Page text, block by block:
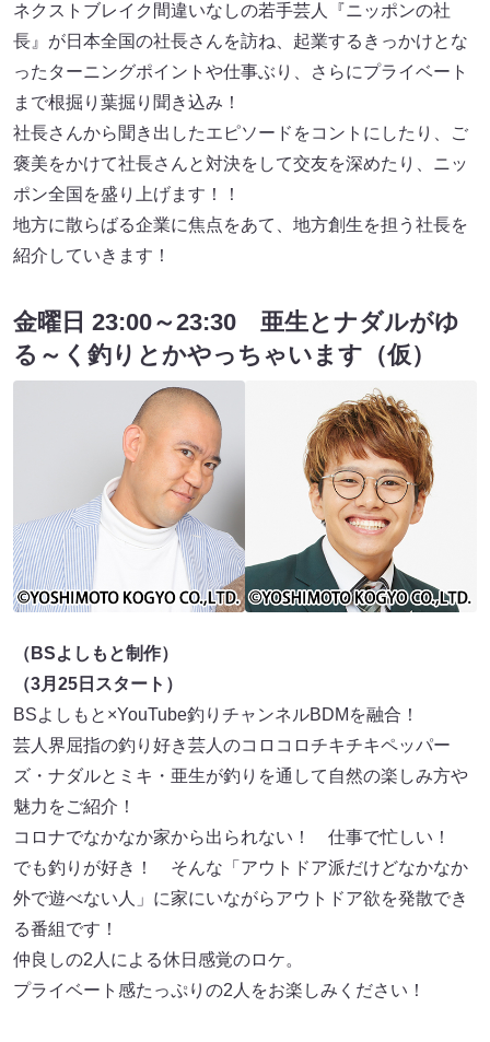
ネクストブレイク間違いなしの若手芸人『ニッポンの社
長』が日本全国の社長さんを訪ね、起業するきっかけとな
ったターニングポイントや仕事ぶり、さらにプライベート
まで根掘り葉掘り聞き込み！
社長さんから聞き出したエピソードをコントにしたり、ご
褒美をかけて社長さんと対決をして交友を深めたり、ニッ
ポン全国を盛り上げます！！
地方に散らばる企業に焦点をあて、地方創生を担う社長を
紹介していきます！
金曜日 23:00～23:30 亜生とナダルがゆ
る～く釣りとかやっちゃいます（仮）
（BSよしもと制作）
（3月25日スタート）
BSよしもと×YouTube釣りチャンネルBDMを融合！
芸人界屈指の釣り好き芸人のコロコロチキチキペッパー
ズ・ナダルとミキ・亜生が釣りを通して自然の楽しみ方や
魅力をご紹介！
コロナでなかなか家から出られない！ 仕事で忙しい！
でも釣りが好き！ そんな「アウトドア派だけどなかなか
外で遊べない人」に家にいながらアウトドア欲を発散でき
る番組です！
仲良しの2人による休日感覚のロケ。
プライベート感たっぷりの2人をお楽しみください！